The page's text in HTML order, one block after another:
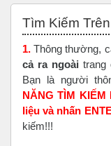
Tìm Kiếm
1. Thông thường,
cả ra ngoài trang
Bạn là người
NĂNG TÌM KIẾM
liệu và nhấn
kiếm!!!